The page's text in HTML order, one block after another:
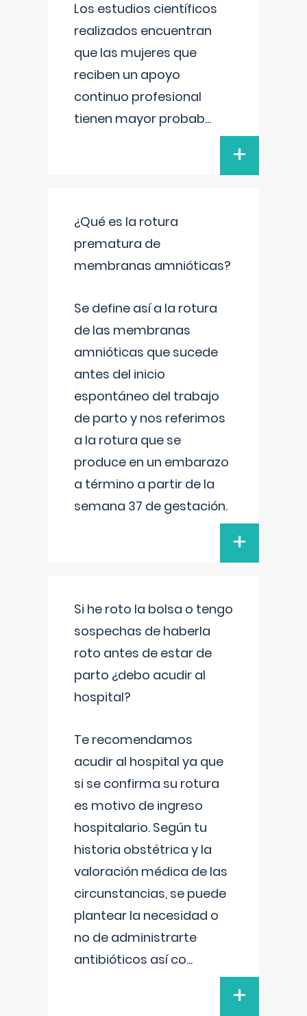
Los estudios científicos
realizados encuentran
que las mujeres que
reciben un apoyo
continuo profesional
tienen mayor probab...
+
¿Qué es la rotura
prematura de
membranas amnióticas?
Se define así a la rotura
de las membranas
amnióticas que sucede
antes del inicio
espontáneo del trabajo
de parto y nos referimos
a la rotura que se
produce en un embarazo
a término a partir de la
semana 37 de gestación.
+
Si he roto la bolsa o tengo
sospechas de haberla
roto antes de estar de
parto ¿debo acudir al
hospital?
Te recomendamos
acudir al hospital ya que
si se confirma su rotura
es motivo de ingreso
hospitalario. Según tu
historia obstétrica y la
valoración médica de las
circunstancias, se puede
plantear la necesidad o
no de administrarte
antibióticos así co...
+